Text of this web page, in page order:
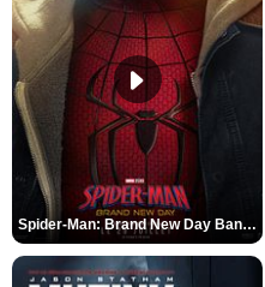
Spider-Man: Brand New Day Bande-annonce VO STFR